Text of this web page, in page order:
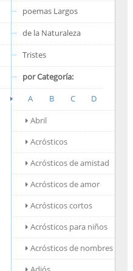
poemas Largos
de la Naturaleza
Tristes
por Categoría:
A
B C
D
Abril
Acrósticos
Acrósticos de amistad
Acrósticos de amor
Acrósticos cortos
Acrósticos para niños
Acrósticos de nombres